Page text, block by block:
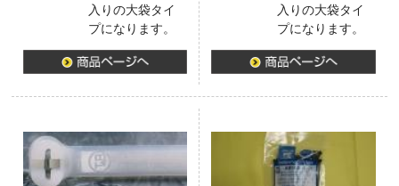
入りの大袋タイ
プになります。
入りの大袋タイ
プになります。